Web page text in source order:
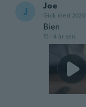
J Joe
Gick med 2020
Bien
för 4 år sen